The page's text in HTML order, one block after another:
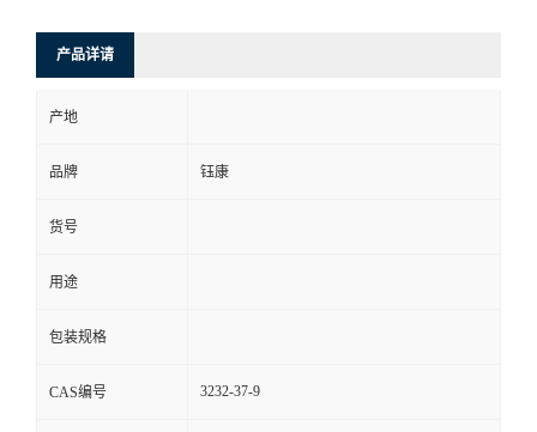
产品详请
产地
品牌 钰康
货号
用途
包装规格
CAS编号 3232-37-9